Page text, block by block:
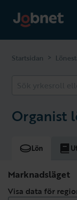
Startsidan >
Organist
Lön
Marknadsläget
Visa data för